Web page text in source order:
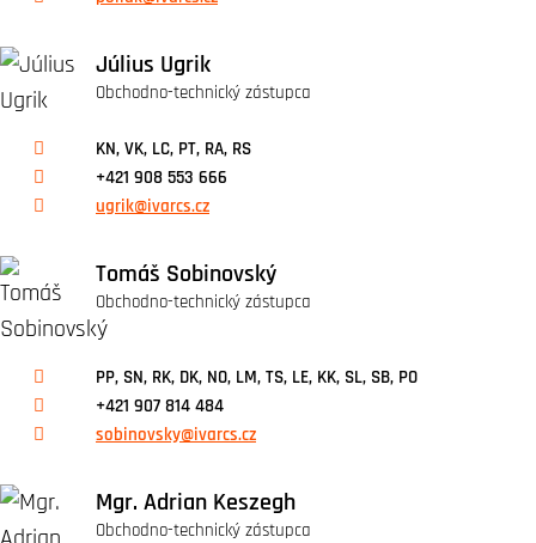
Július Ugrik
Obchodno-technický zástupca
KN, VK, LC, PT, RA, RS
+421 908 553 666
ugrik@ivarcs.cz
Tomáš Sobinovský
Obchodno-technický zástupca
PP, SN, RK, DK, NO, LM, TS, LE, KK, SL, SB, PO
+421 907 814 484
sobinovsky@ivarcs.cz
Mgr. Adrian Keszegh
Obchodno-technický zástupca